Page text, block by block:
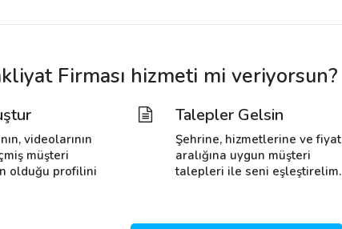
Firması hizmeti mi veriyorsun?
videolarının
müşteri
olduğu profilini
Talepler Gelsin
Şehrine, hizmetlerine ve fiyat
aralığına uygun müşteri
talepleri ile seni eşleştirelim.